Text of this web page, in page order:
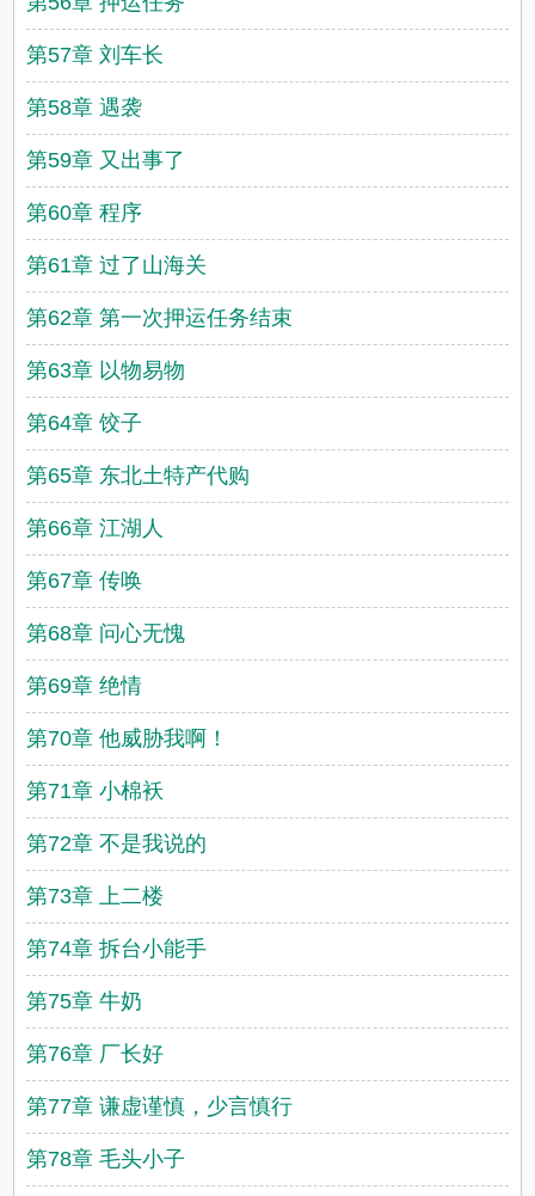
第57章 刘车长
第58章 遇袭
第59章 又出事了
第60章 程序
第61章 过了山海关
第62章 第一次押运任务结束
第63章 以物易物
第64章 饺子
第65章 东北土特产代购
第66章 江湖人
第67章 传唤
第68章 问心无愧
第69章 绝情
第70章 他威胁我啊！
第71章 小棉袄
第72章 不是我说的
第73章 上二楼
第74章 拆台小能手
第75章 牛奶
第76章 厂长好
第77章 谦虚谨慎，少言慎行
第78章 毛头小子